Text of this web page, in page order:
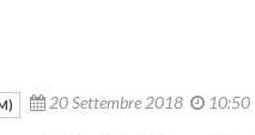
20 Settembre 2018 10:50